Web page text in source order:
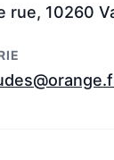
rue, 10260